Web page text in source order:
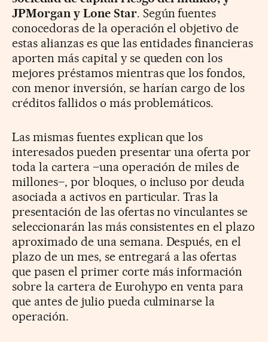
JPMorgan y Lone Star. Según fuentes
conocedoras de la operación el objetivo de
estas alianzas es que las entidades financieras
aporten más capital y se queden con los
mejores préstamos mientras que los fondos,
con menor inversión, se harían cargo de los
créditos fallidos o más problemáticos.
Las mismas fuentes explican que los
interesados pueden presentar una oferta por
toda la cartera –una operación de miles de
millones–, por bloques, o incluso por deuda
asociada a activos en particular. Tras la
presentación de las ofertas no vinculantes se
seleccionarán las más consistentes en el plazo
aproximado de una semana. Después, en el
plazo de un mes, se entregará a las ofertas
que pasen el primer corte más información
sobre la cartera de Eurohypo en venta para
que antes de julio pueda culminarse la
operación.